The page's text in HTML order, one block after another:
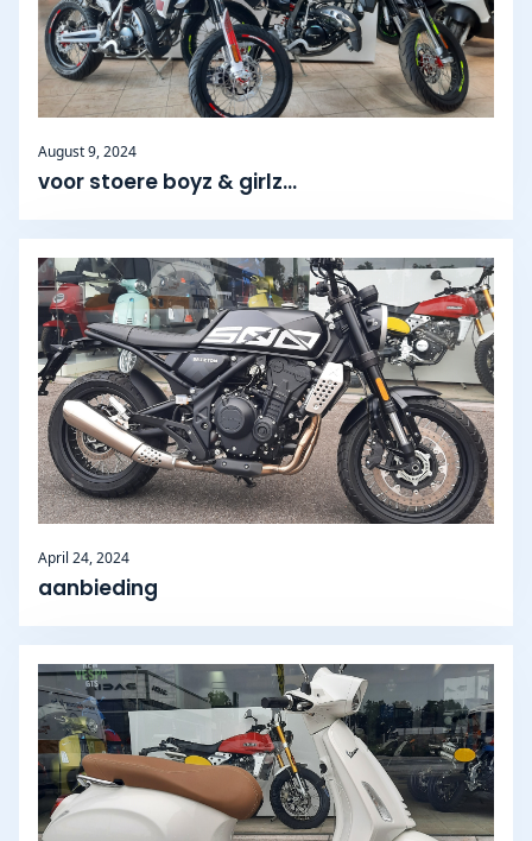
August 9, 2024
voor stoere boyz & girlz...
April 24, 2024
aanbieding